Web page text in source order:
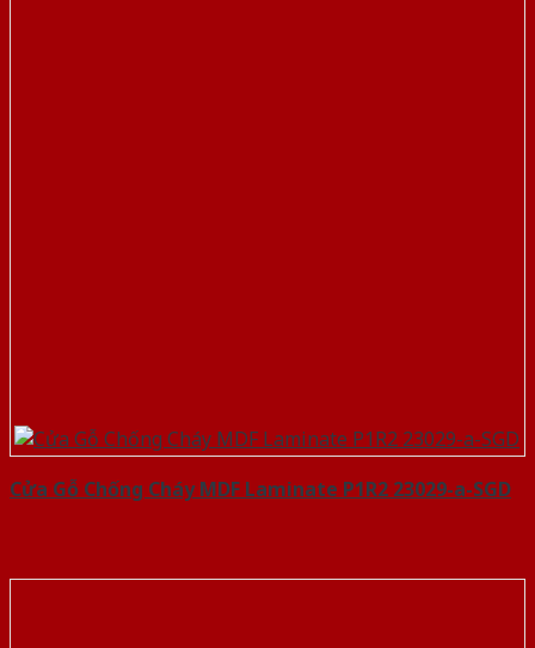
Cửa Gỗ Chống Cháy MDF Laminate P1R2 23029-a-SGD